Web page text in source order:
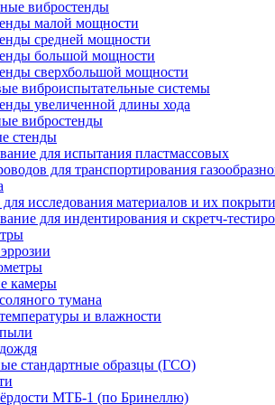
вибростенды
малой мощности
средней мощности
большой мощности
сверхбольшой мощности
виброиспытательные системы
увеличенной длины хода
вибростенды
стенды
для испытания пластмассовых
для транспортирования
исследования материалов и их
для индентирования и скретч-
камеры
тумана
и влажности
стандартные образцы (ГСО)
МТБ-1 (по Бринеллю)